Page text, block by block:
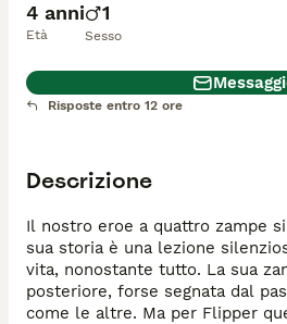
4 anni
Età
1
Sesso
Risposte entro 12 ore
Descrizione
Il nostro eroe a quattro zampe
sua storia è una lezione
vita, nonostante tutto. La sua
posteriore, forse segnata dal
come le altre. Ma per Flipper